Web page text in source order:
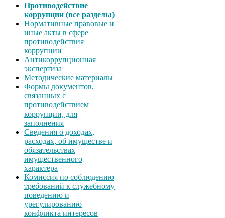
Противодействие
коррупции (все разделы)
Нормативные правовые и
иные акты в сфере
противодействия
коррупции
Антикоррупционная
экспертиза
Методические материалы
Формы документов,
связанных с
противодействием
коррупции, для
заполнения
Сведения о доходах,
расходах, об имуществе и
обязательствах
имущественного
характера
Комиссия по соблюдению
требований к служебному
поведению и
урегулированию
конфликта интересов